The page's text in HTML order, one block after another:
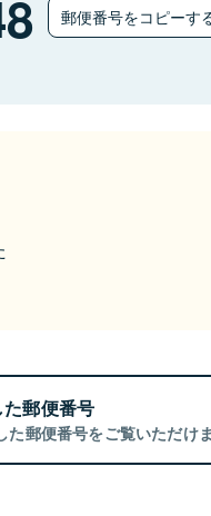
郵便番号をコピーす
郵便番号
た郵便番号をご覧いただけま